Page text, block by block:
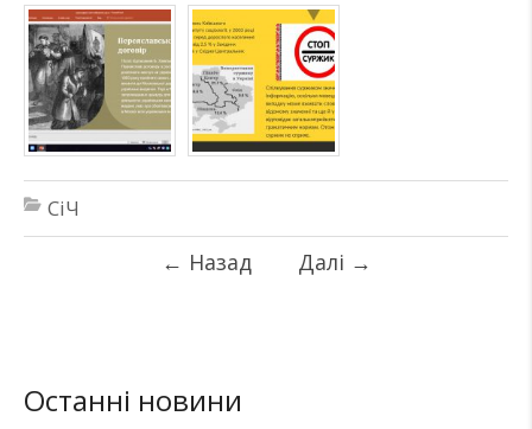
СіЧ
← Назад Далі →
Останні новини